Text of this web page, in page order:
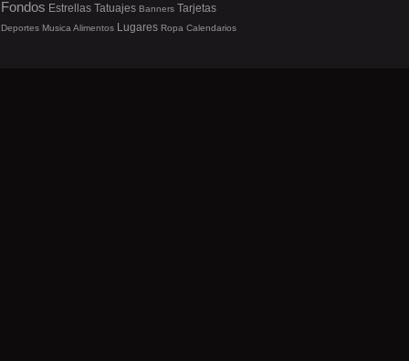
Fondos Estrellas Tatuajes Banners Tarjetas
Deportes Musica Alimentos Lugares Ropa Calendarios